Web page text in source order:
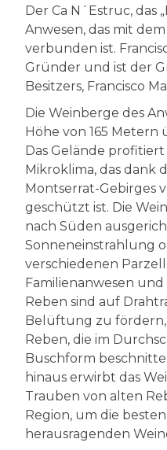
Der Ca N´Estruc, das
Anwesen, das mit
verbunden ist.
Gründer und ist der
Besitzers, Francisco
Die Weinberge des
Höhe von 165 Metern
Das Gelände
Mikroklima, das dank
Montserrat-Gebirges
geschützt ist. Die
nach Süden
Sonneneinstrahlung
verschiedenen
Familienanwesen
Reben sind auf
Belüftung zu
Reben, die im
Buschform
hinaus erwirbt das
Trauben von alten
Region, um die
herausragenden